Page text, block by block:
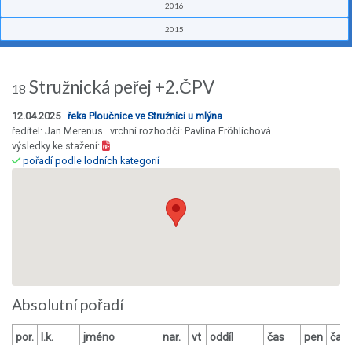
2016
2015
18 Stružnická peřej +2.ČPV
12.04.2025 řeka Ploučnice ve Stružnici u mlýna
ředitel: Jan Merenus vrchní rozhodčí: Pavlína Fröhlichová
výsledky ke stažení:
pořadí podle lodních kategorií
Absolutní pořadí
por. l.k. jméno nar. vt oddíl čas pen čas